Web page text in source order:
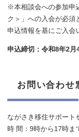
※本相談会への参加申
ク＞ 」への入会が必
申込情報を基にご入会
申込締切：令和8年2
お問い合わせ
ながさき移住サポート
時 間：9時から17時ま